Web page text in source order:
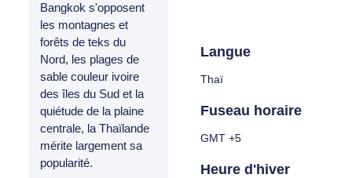
Bangkok s'opposent
les montagnes et
forêts de teks du
Nord, les plages de
sable couleur ivoire
des îles du Sud et la
quiétude de la plaine
centrale, la Thaïlande
mérite largement sa
popularité.
Langue
Thaï
Fuseau horaire
GMT +5
Heure d'hiver